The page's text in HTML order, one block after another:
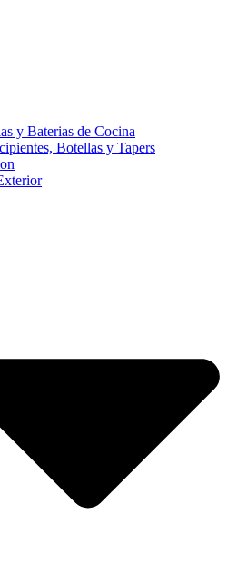
y Baterias de Cocina
Botellas y Tapers